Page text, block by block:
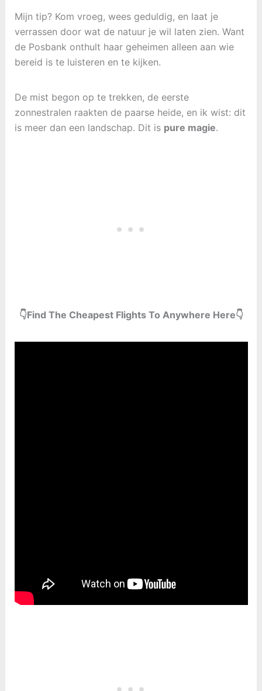
Mijn tip? Kom vroeg, wees geduldig, en laat je
verrassen door wat de natuur je wil laten zien. Want
de Posbank onthult haar geheimen alleen aan wie
bereid is te luisteren en te kijken.
De mist begon op te trekken, de eerste
zonnestralen raakten de paarse heide, en ik wist: dit
is meer dan een landschap. Dit is pure magie.
👇Find The Cheapest Flights To Anywhere Here👇